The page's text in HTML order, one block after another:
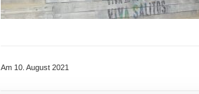
Am 10. August 2021